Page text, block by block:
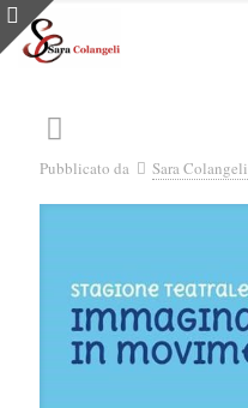
Pubblicato da Sara Colangeli